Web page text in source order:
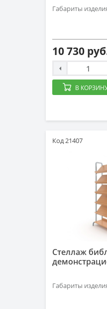
Габариты
10 730
В
Код 21407
Стеллаж
Габариты